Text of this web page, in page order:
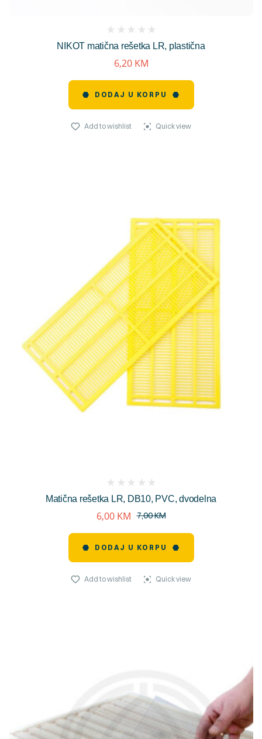
NIKOT matična rešetka LR, plastična
reviews)
6,20 KM
DODAJ U KORPU
Add to wishlist Quick view
Matična rešetka LR, DB10, PVC, dvodelna
reviews)
7,00KM
6,00 KM
DODAJ U KORPU
Add to wishlist Quick view